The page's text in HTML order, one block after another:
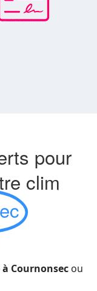
pour
clim
Cournonsec ou